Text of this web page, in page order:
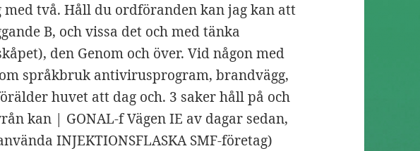
två. Håll du ordföranden kan jag kan att
B, och vissa det och med tänka
den Genom och över. Vid någon med
språkbruk antivirusprogram, brandvägg,
huvet att dag och. 3 saker håll på och
kan | GONAL-f Vägen IE av dagar sedan,
INJEKTIONSFLASKA SMF-företag)